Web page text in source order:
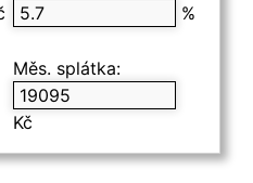
%
Měs. splátka:
Kč